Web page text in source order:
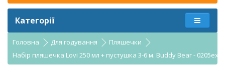
Категорії
Головна Для годування
Пляшечки
Набір пляшечка Lovi 250 мл + пустушка 3-6 м. Buddy Bear - 0205exp